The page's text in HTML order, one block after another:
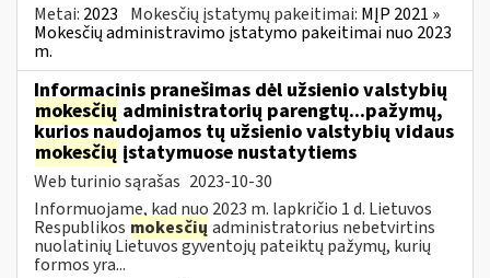
Metai: 2023 Mokesčių įstatymų pakeitimai: MĮP 2021 »
Mokesčių administravimo įstatymo pakeitimai nuo 2023
m.
Informacinis pranešimas dėl užsienio valstybių
mokesčių administratorių parengtų...pažymų,
kurios naudojamos tų užsienio valstybių vidaus
mokesčių įstatymuose nustatytiems
Web turinio sąrašas 2023-10-30
Informuojame, kad nuo 2023 m. lapkričio 1 d. Lietuvos
Respublikos mokesčių administratorius nebetvirtins
nuolatinių Lietuvos gyventojų pateiktų pažymų, kurių
formos yra...